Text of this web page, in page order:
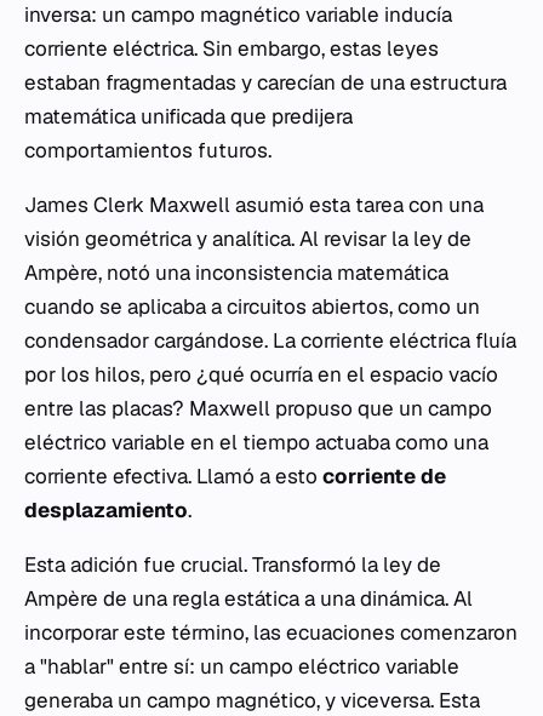
inversa: un campo magnético variable inducía
corriente eléctrica. Sin embargo, estas leyes
estaban fragmentadas y carecían de una estructura
matemática unificada que predijera
comportamientos futuros.
James Clerk Maxwell asumió esta tarea con una
visión geométrica y analítica. Al revisar la ley de
Ampère, notó una inconsistencia matemática
cuando se aplicaba a circuitos abiertos, como un
condensador cargándose. La corriente eléctrica fluía
por los hilos, pero ¿qué ocurría en el espacio vacío
entre las placas? Maxwell propuso que un campo
eléctrico variable en el tiempo actuaba como una
corriente efectiva. Llamó a esto corriente de
desplazamiento.
Esta adición fue crucial. Transformó la ley de
Ampère de una regla estática a una dinámica. Al
incorporar este término, las ecuaciones comenzaron
a "hablar" entre sí: un campo eléctrico variable
generaba un campo magnético, y viceversa. Esta